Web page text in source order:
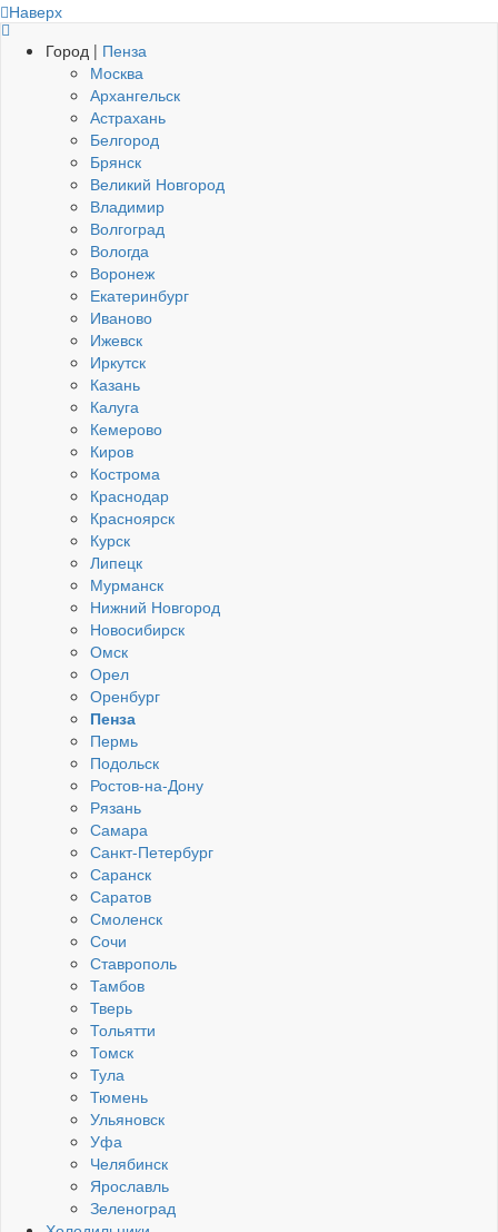
Наверх
Город | Пенза
Москва
Архангельск
Астрахань
Белгород
Брянск
Великий Новгород
Владимир
Волгоград
Вологда
Воронеж
Екатеринбург
Иваново
Ижевск
Иркутск
Казань
Калуга
Кемерово
Киров
Кострома
Краснодар
Красноярск
Курск
Липецк
Мурманск
Нижний Новгород
Новосибирск
Омск
Орел
Оренбург
Пенза
Пермь
Подольск
Ростов-на-Дону
Рязань
Самара
Санкт-Петербург
Саранск
Саратов
Смоленск
Сочи
Ставрополь
Тамбов
Тверь
Тольятти
Томск
Тула
Тюмень
Ульяновск
Уфа
Челябинск
Ярославль
Зеленоград